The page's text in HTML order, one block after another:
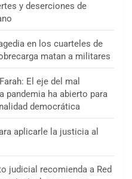
y deserciones de
en los cuarteles de
matan a militares
El eje del mal
pandemia ha abierto para
democrática
aplicarle la justicia al
judicial recomienda a Red